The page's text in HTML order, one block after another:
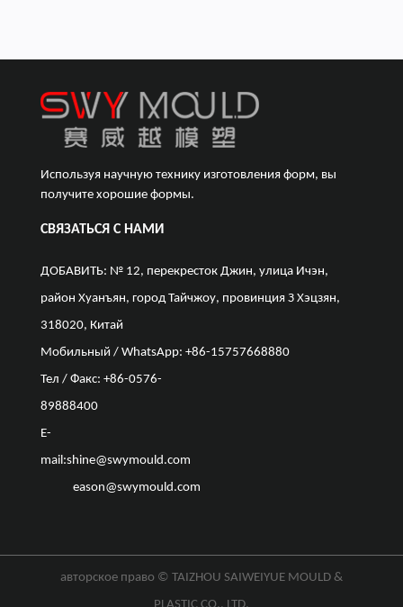
Используя научную технику изготовления форм, вы
получите хорошие формы.
СВЯЗАТЬСЯ С НАМИ
ДОБАВИТЬ: № 12, перекресток Джин, улица Ичэн,
район Хуанъян, город Тайчжоу, провинция З Хэцзян,
318020, Китай
Мобильный / WhatsApp: +86-15757668880
Тел / Факс: +86-0576-
89888400
E-
mail:shine@swymould.com
eason@swymould.com
авторское право © TAIZHOU SAIWEIYUE MOULD &